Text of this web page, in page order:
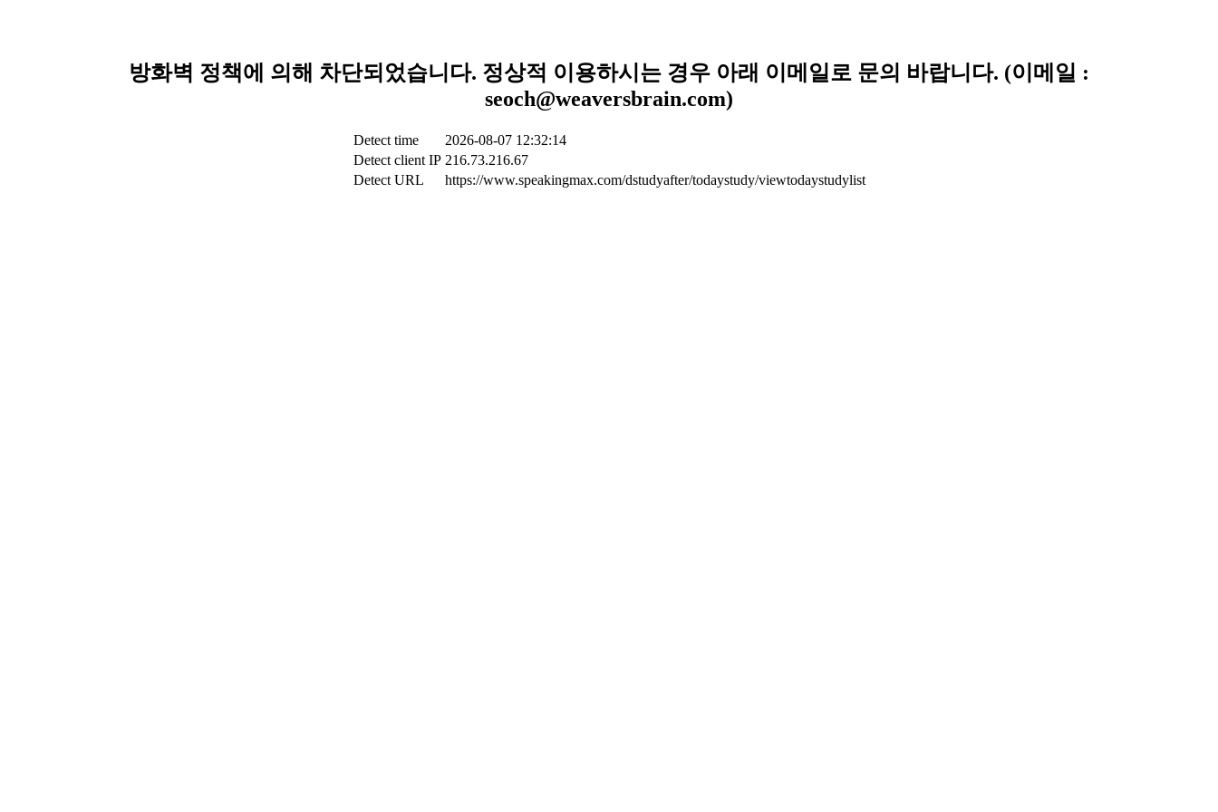
방화벽 정책에 의해 차단되었습니다. 정상적 이용하시는 경우 아래 이메일로 문의 바랍니다. (이메일 :
seoch@weaversbrain.com)
Detect time
2026-08-07 12:32:14
Detect client IP 216.73.216.67
Detect URL
https://www.speakingmax.com/dstudyafter/todaystudy/viewtodaystudylist